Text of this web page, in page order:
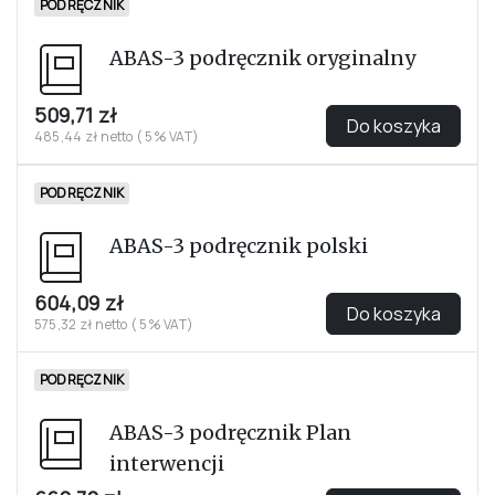
PODRĘCZNIK
ABAS-3 podręcznik oryginalny
509,71 zł
485,44 zł netto ( 5% VAT) Do koszyka
PODRĘCZNIK
ABAS-3 podręcznik polski
604,09 zł
575,32 zł netto ( 5% VAT) Do koszyka
PODRĘCZNIK
ABAS-3 podręcznik Plan
interwencji